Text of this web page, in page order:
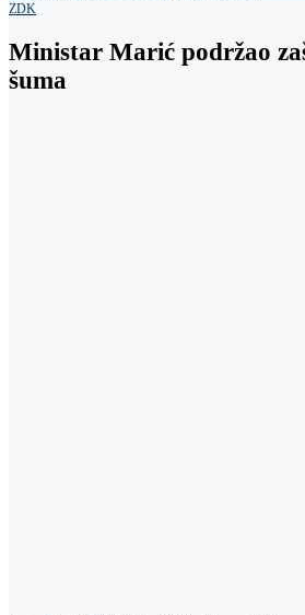
ZDK
Ministar Marić podržao
šuma